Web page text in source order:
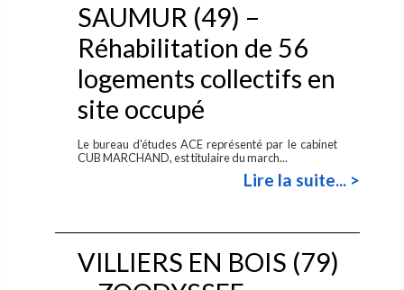
SAUMUR (49) –
Réhabilitation de 56
logements collectifs en
site occupé
Le bureau d'études ACE représenté par le cabinet
CUB MARCHAND, est titulaire du march...
Lire la suite... >
VILLIERS EN BOIS (79)